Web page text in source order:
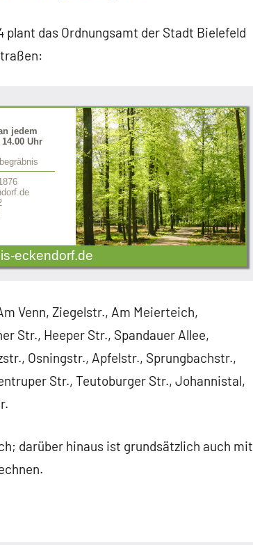
plant das Ordnungsamt der Stadt Bielefeld
jedem
Uhr
eckendorf.de
Venn, Ziegelstr., Am Meierteich,
Str., Heeper Str., Spandauer Allee,
Osningstr., Apfelstr., Sprungbachstr.,
Str., Teutoburger Str., Johannistal,
darüber hinaus ist grundsätzlich auch mit